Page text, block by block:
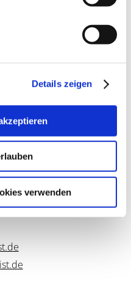
Details zeigen
verwenden
und
vor Veranstaltung
Nichterscheinen verfällt
Stuttgart-Uhlbach,